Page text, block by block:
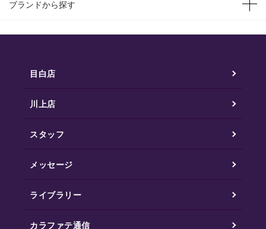
ブランドから探す
目白店
川上店
スタッフ
メッセージ
ライブラリー
カラファテ通信